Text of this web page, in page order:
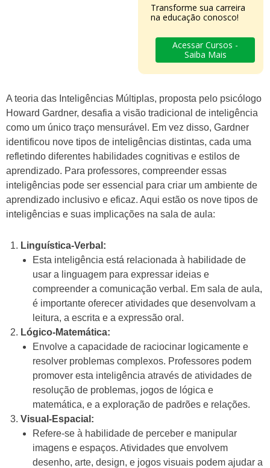
Transforme sua carreira
na educação conosco!
Acessar Cursos -
Saiba Mais
A teoria das Inteligências Múltiplas, proposta pelo psicólogo
Howard Gardner, desafia a visão tradicional de inteligência
como um único traço mensurável. Em vez disso, Gardner
identificou nove tipos de inteligências distintas, cada uma
refletindo diferentes habilidades cognitivas e estilos de
aprendizado. Para professores, compreender essas
inteligências pode ser essencial para criar um ambiente de
aprendizado inclusivo e eficaz. Aqui estão os nove tipos de
inteligências e suas implicações na sala de aula:
Linguística-Verbal:
Esta inteligência está relacionada à habilidade de
usar a linguagem para expressar ideias e
compreender a comunicação verbal. Em sala de aula,
é importante oferecer atividades que desenvolvam a
leitura, a escrita e a expressão oral.
Lógico-Matemática:
Envolve a capacidade de raciocinar logicamente e
resolver problemas complexos. Professores podem
promover esta inteligência através de atividades de
resolução de problemas, jogos de lógica e
matemática, e a exploração de padrões e relações.
Visual-Espacial:
Refere-se à habilidade de perceber e manipular
imagens e espaços. Atividades que envolvem
desenho, arte, design, e jogos visuais podem ajudar a